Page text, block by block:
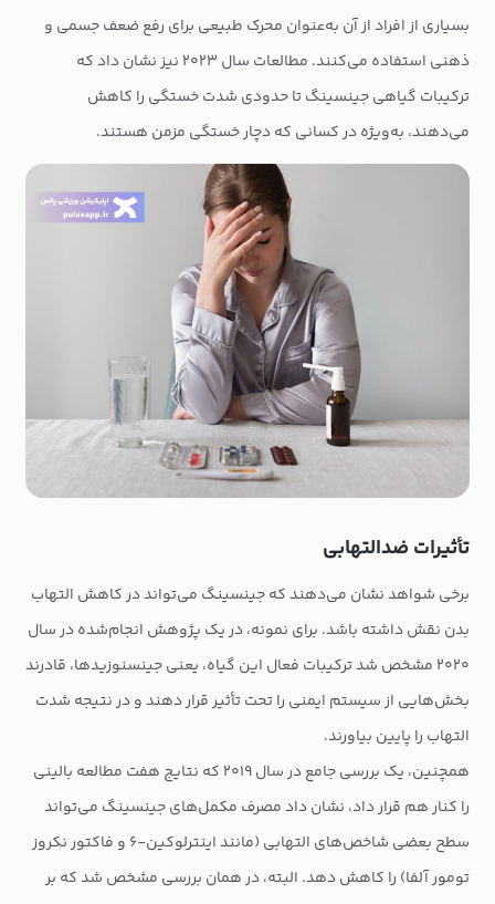
بسیاری از افراد از آن به‌عنوان محرک طبیعی برای رفع ضعف جسمی و
ذهنی استفاده می‌کنند. مطالعات سال ۲۰۲۳ نیز نشان داد که
ترکیبات گیاهی جینسینگ تا حدودی شدت خستگی را کاهش
می‌دهند، به‌ویژه در کسانی که دچار خستگی مزمن هستند.
تأثیرات ضدالتهابی
برخی شواهد نشان می‌دهند که جینسینگ می‌تواند در کاهش التهاب
بدن نقش داشته باشد. برای نمونه، در یک پژوهش انجام‌شده در سال
۲۰۲۰ مشخص شد ترکیبات فعال این گیاه، یعنی جینسنوزیدها، قادرند
بخش‌هایی از سیستم ایمنی را تحت تأثیر قرار دهند و در نتیجه شدت
التهاب را پایین بیاورند.
همچنین، یک بررسی جامع در سال ۲۰۱۹ که نتایج هفت مطالعه بالینی
را کنار هم قرار داد، نشان داد مصرف مکمل‌های جینسینگ می‌تواند
سطح بعضی شاخص‌های التهابی (مانند اینترلوکین-۶ و فاکتور نکروز
تومور آلفا) را کاهش دهد. البته، در همان بررسی مشخص شد که بر